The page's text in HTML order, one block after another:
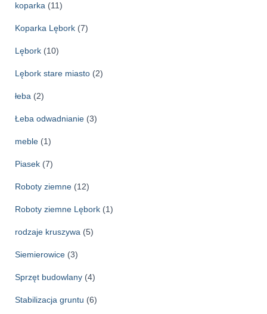
koparka (11)
Koparka Lębork (7)
Lębork (10)
Lębork stare miasto (2)
łeba (2)
Łeba odwadnianie (3)
meble (1)
Piasek (7)
Roboty ziemne (12)
Roboty ziemne Lębork (1)
rodzaje kruszywa (5)
Siemierowice (3)
Sprzęt budowlany (4)
Stabilizacja gruntu (6)